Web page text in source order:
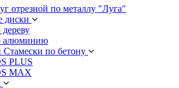
отрезной по металлу "Луга"
диски
алюминию
Стамески по бетону
PLUS
MAX